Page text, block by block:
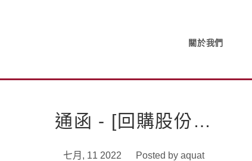
關於我們
通函 - [回購股份…
七月, 11 2022 Posted by aquat